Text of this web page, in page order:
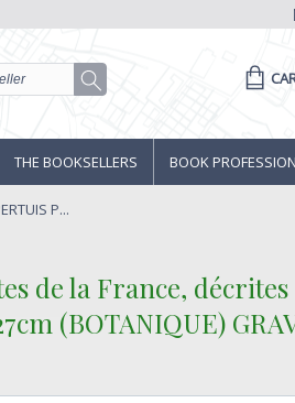
THE BOOKSELLERS BOOK
P...
de la France,
(BOTANIQUE)